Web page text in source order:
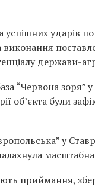
ударів
держави-
“Червона зоря”
об’єкта були
у
приймання,